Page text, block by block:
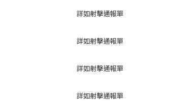
詳如射擊通報單
詳如射擊通報單
詳如射擊通報單
詳如射擊通報單